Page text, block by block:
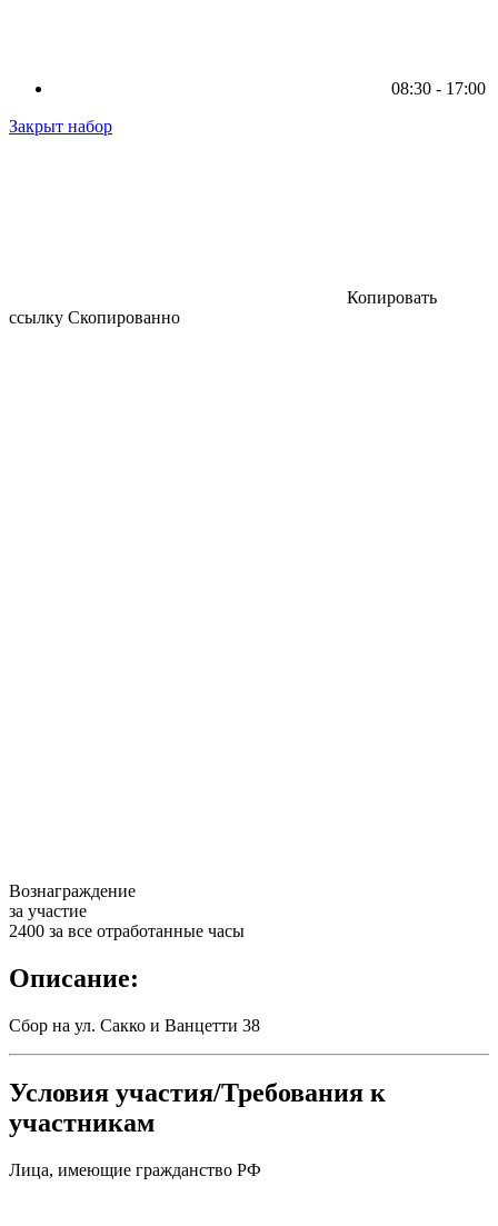
08:30 - 17:00
Закрыт набор
Копировать
ссылку Скопированно
Вознаграждение
за участие
2400 за все отработанные часы
Описание:
Сбор на ул. Сакко и Ванцетти 38
Условия участия/Требования к
участникам
Лица, имеющие гражданство РФ